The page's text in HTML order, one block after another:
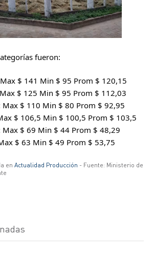
fueron:
$ 141 Min $ 95 Prom $ 120,15
$ 125 Min $ 95 Prom $ 112,03
$ 110 Min $ 80 Prom $ 92,95
$ 106,5 Min $ 100,5 Prom $ 103,5
Max $ 69 Min $ 44 Prom $ 48,29
$ 63 Min $ 49 Prom $ 53,75
en Actualidad Producción - Fuente: Ministerio de